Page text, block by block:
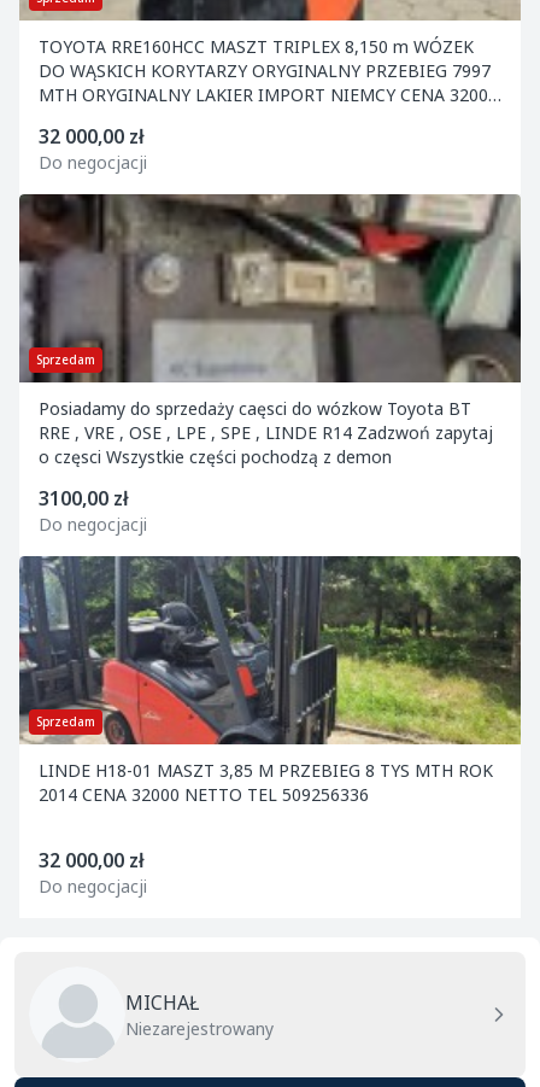
TOYOTA RRE160HCC MASZT TRIPLEX 8,150 m WÓZEK
DO WĄSKICH KORYTARZY ORYGINALNY PRZEBIEG 7997
MTH ORYGINALNY LAKIER IMPORT NIEMCY CENA 32000
32 000,00 zł
Do negocjacji
Sprzedam
Posiadamy do sprzedaży caęsci do wózkow Toyota BT
RRE , VRE , OSE , LPE , SPE , LINDE R14 Zadzwoń zapytaj
o częsci Wszystkie części pochodzą z demon
3100,00 zł
Do negocjacji
Sprzedam
LINDE H18-01 MASZT 3,85 M PRZEBIEG 8 TYS MTH ROK
2014 CENA 32000 NETTO TEL 509256336
32 000,00 zł
Do negocjacji
MICHAŁ
Niezarejestrowany